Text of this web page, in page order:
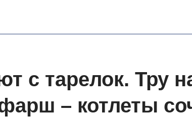
с тарелок. Тру
– котлеты